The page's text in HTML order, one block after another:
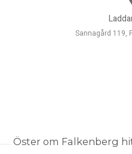
Sannagård 119,
Öster om Falkenberg